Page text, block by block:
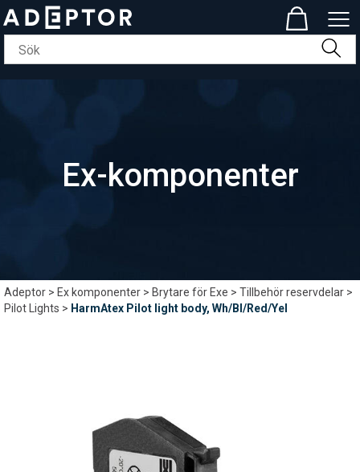
Ex-komponenter
Adeptor>Ex komponenter>Brytare för Exe>Tillbehör reservdelar>
Pilot Lights> HarmAtex Pilot light body, Wh/Bl/Red/Yel